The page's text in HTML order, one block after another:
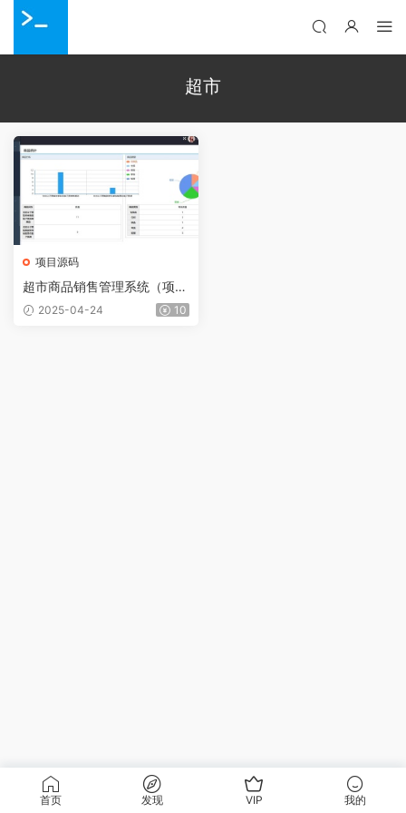
超市
项目源码
超市商品销售管理系统（项目
源码+开发文档）
2025-04-24 10
首页 发现 VIP 我的